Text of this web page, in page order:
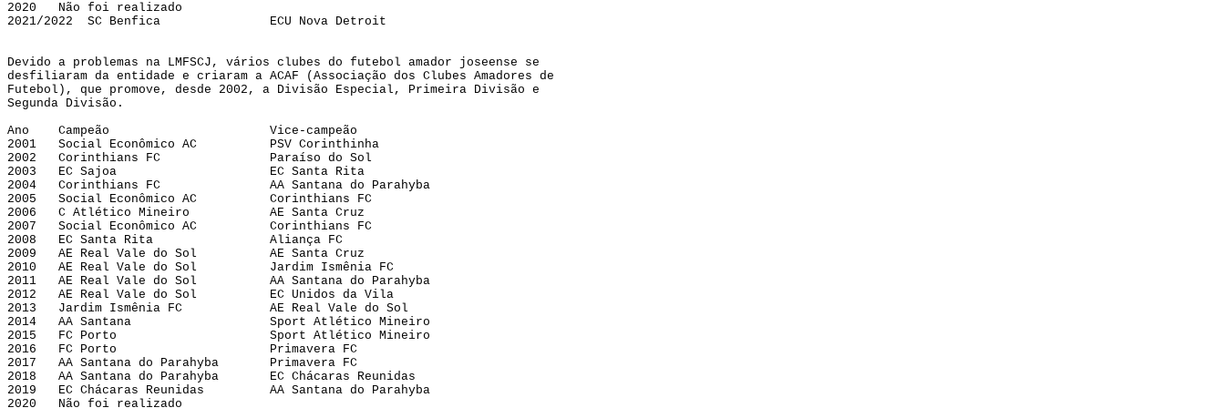
2020   Não foi realizado
2021/2022  SC Benfica               ECU Nova Detroit
Devido a problemas na LMFSCJ, vários clubes do futebol amador joseense se
desfiliaram da entidade e criaram a ACAF (Associação dos Clubes Amadores de
Futebol), que promove, desde 2002, a Divisão Especial, Primeira Divisão e
Segunda Divisão.
Ano    Campeão                      Vice-campeão
2001   Social Econômico AC          PSV Corinthinha
2002   Corinthians FC               Paraíso do Sol
2003   EC Sajoa                     EC Santa Rita
2004   Corinthians FC               AA Santana do Parahyba
2005   Social Econômico AC          Corinthians FC
2006   C Atlético Mineiro           AE Santa Cruz
2007   Social Econômico AC          Corinthians FC
2008   EC Santa Rita                Aliança FC
2009   AE Real Vale do Sol          AE Santa Cruz
2010   AE Real Vale do Sol          Jardim Ismênia FC
2011   AE Real Vale do Sol          AA Santana do Parahyba
2012   AE Real Vale do Sol          EC Unidos da Vila
2013   Jardim Ismênia FC            AE Real Vale do Sol
2014   AA Santana                   Sport Atlético Mineiro
2015   FC Porto                     Sport Atlético Mineiro
2016   FC Porto                     Primavera FC
2017   AA Santana do Parahyba       Primavera FC
2018   AA Santana do Parahyba       EC Chácaras Reunidas
2019   EC Chácaras Reunidas         AA Santana do Parahyba
2020   Não foi realizado